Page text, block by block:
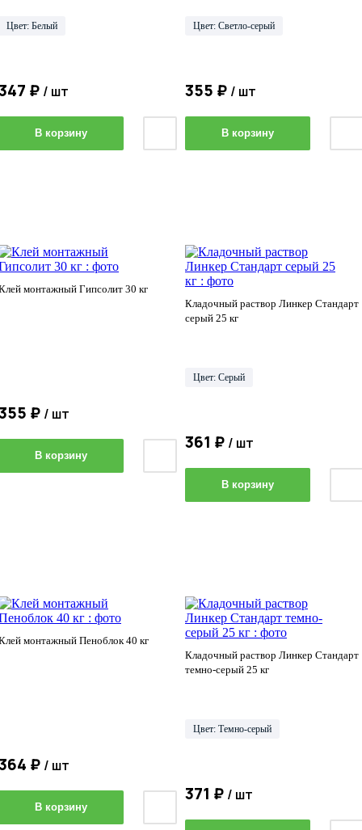
Цвет: Белый
₽ / шт
В корзину
Цвет: Светло-серый
355 ₽ / шт
В корзину
монтажный Гипсолит 30 кг
₽ / шт
В корзину
Кладочный раствор Линкер Стандарт
серый 25 кг
Цвет: Серый
361 ₽ / шт
В корзину
монтажный Пеноблок 40 кг
₽ / шт
В корзину
Кладочный раствор Линкер Стандарт
темно-серый 25 кг
Цвет: Темно-серый
371 ₽ / шт